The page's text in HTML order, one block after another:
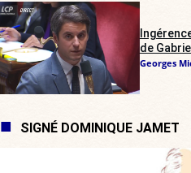
de
Georges
SIGNÉ DOMINIQUE JAMET